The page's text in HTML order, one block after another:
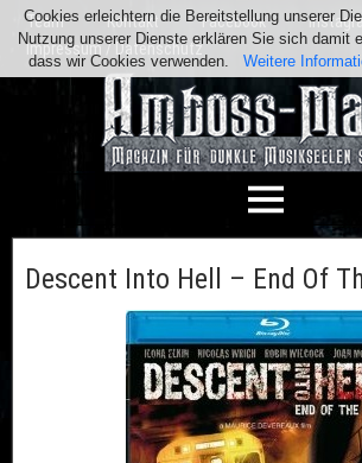
Team Kontakt Facebook
Impressum / Datenschutz
Descent Into Hell – End Of
Cookies erleichtern die Bereitstellung unserer
Nutzung unserer Dienste erklären Sie sich damit
dass wir Cookies verwenden.
Weitere